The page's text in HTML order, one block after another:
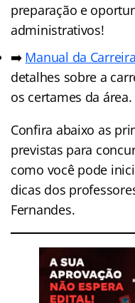
preparação e
administrativos!
➡️ Manual da
detalhes sobre a
os certames da área.
Confira abaixo as
previstas para
como você pode
dicas dos
Fernandes.